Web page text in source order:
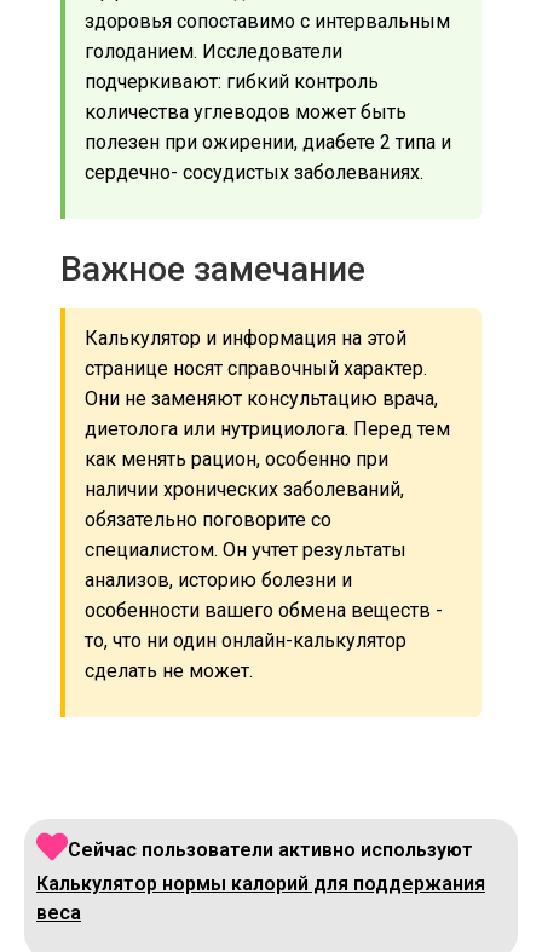
здоровья сопоставимо с интервальным
голоданием. Исследователи
подчеркивают: гибкий контроль
количества углеводов может быть
полезен при ожирении, диабете 2 типа и
сердечно- сосудистых заболеваниях.
Важное замечание
Калькулятор и информация на этой
странице носят справочный характер.
Они не заменяют консультацию врача,
диетолога или нутрициолога. Перед тем
как менять рацион, особенно при
наличии хронических заболеваний,
обязательно поговорите со
специалистом. Он учтет результаты
анализов, историю болезни и
особенности вашего обмена веществ -
то, что ни один онлайн-калькулятор
сделать не может.
Сейчас пользователи активно используют
Калькулятор нормы калорий для поддержания
веса